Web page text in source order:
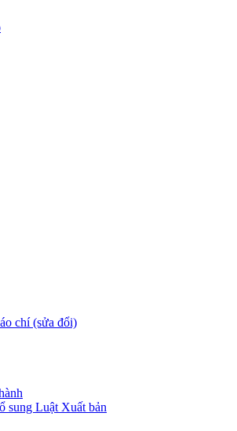
chí (sửa đổi)
sung Luật Xuất bản